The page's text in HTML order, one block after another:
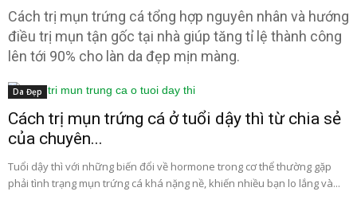
Cách trị mụn trứng cá tổng hợp nguyên nhân và hướng
điều trị mụn tận gốc tại nhà giúp tăng tỉ lệ thành công
lên tới 90% cho làn da đẹp mịn màng.
Da Đẹp
Cách trị mụn trứng cá ở tuổi dậy thì từ chia sẻ
của chuyên...
Tuổi dậy thì với những biến đổi về hormone trong cơ thể thường gặp
phải tình trạng mụn trứng cá khá nặng nề, khiến nhiều bạn lo lắng và...